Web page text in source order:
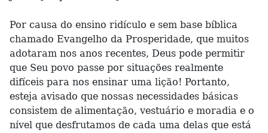
Por causa do ensino ridículo e sem base bíblica
chamado Evangelho da Prosperidade, que muitos
adotaram nos anos recentes, Deus pode permitir
que Seu povo passe por situações realmente
difíceis para nos ensinar uma lição! Portanto,
esteja avisado que nossas necessidades básicas
consistem de alimentação, vestuário e moradia e o
nível que desfrutamos de cada uma delas que está